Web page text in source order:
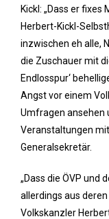
Kickl: „Dass er
Herbert-Kickl-
inzwischen eh alle,
die Zuschauer mit
Endlosspur‘
Angst vor einem
Umfragen ansehen
Veranstaltungen mit
Generalsekretär.
„Dass die ÖVP und
allerdings aus
Volkskanzler